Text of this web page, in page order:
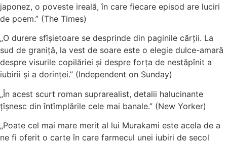
japonez, o poveste ireală, în care fiecare episod are luciri
de poem.” (The Times)
„O durere sfîşietoare se desprinde din paginile cărţii. La
sud de graniţă, la vest de soare este o elegie dulce-amară
despre visurile copilăriei şi despre forţa de nestăpînit a
iubirii şi a dorinţei.” (Independent on Sunday)
„În acest scurt roman suprarealist, detalii halucinante
ţîşnesc din întîmplările cele mai banale.” (New Yorker)
„Poate cel mai mare merit al lui Murakami este acela de a
ne fi oferit o carte în care farmecul unei iubiri de secol